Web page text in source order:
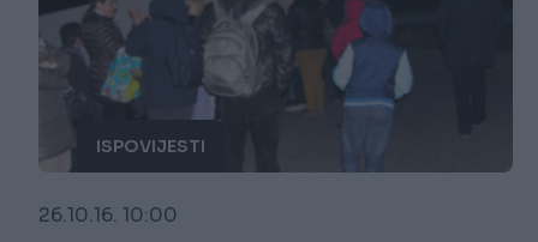
ISPOVIJESTI
26.10.16. 10:00